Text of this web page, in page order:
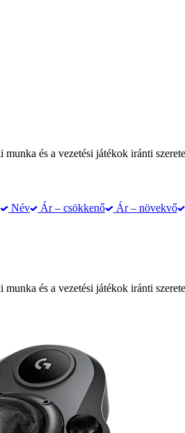
és a vezetési játékok iránti
Név Ár – csökkenő Ár – növekvő
és a vezetési játékok iránti